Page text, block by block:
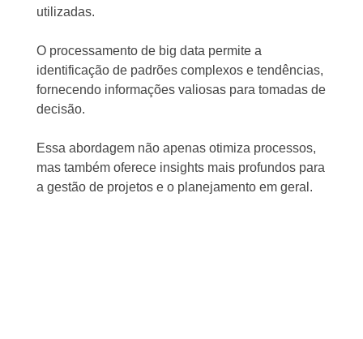
utilizadas.
O processamento de big data permite a
identificação de padrões complexos e tendências,
fornecendo informações valiosas para tomadas de
decisão.
Essa abordagem não apenas otimiza processos,
mas também oferece insights mais profundos para
a gestão de projetos e o planejamento em geral.